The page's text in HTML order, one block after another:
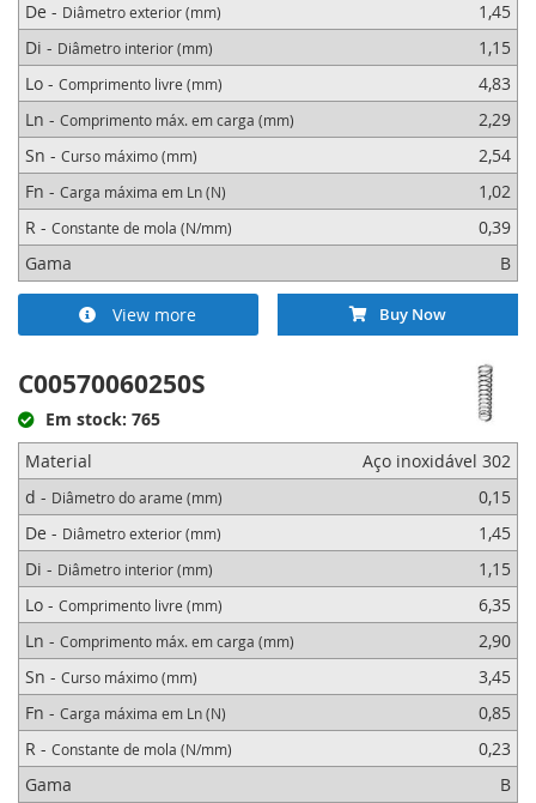
De - Diâmetro exterior (mm)
1,45
Di - Diâmetro interior (mm)
1,15
Lo - Comprimento livre (mm)
4,83
Ln - Comprimento máx. em carga (mm)
2,29
Sn - Curso máximo (mm)
2,54
Fn - Carga máxima em Ln (N)
1,02
R - Constante de mola (N/mm)
0,39
Gama
B
View more Buy Now
C00570060250S
Em stock: 765
Material
Aço inoxidável 302
d - Diâmetro do arame (mm)
0,15
De - Diâmetro exterior (mm)
1,45
Di - Diâmetro interior (mm)
1,15
Lo - Comprimento livre (mm)
6,35
Ln - Comprimento máx. em carga (mm)
2,90
Sn - Curso máximo (mm)
3,45
Fn - Carga máxima em Ln (N)
0,85
R - Constante de mola (N/mm)
0,23
Gama
B